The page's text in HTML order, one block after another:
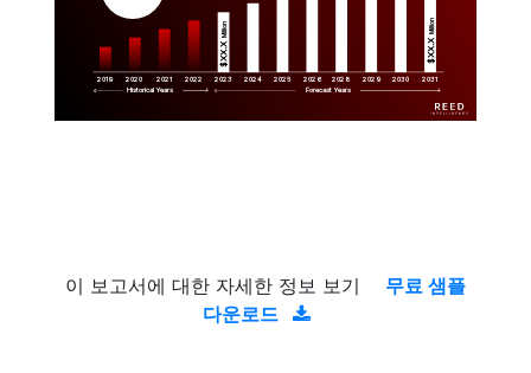
2019 2020 2021 2022 2023 2024 2025 2026 2028 2029 2030 2031
$XX.X
Million
$XX.X
Million
Historical Years Forecast Years
이 보고서에 대한 자세한 정보 보기
무료 샘플
다운로드